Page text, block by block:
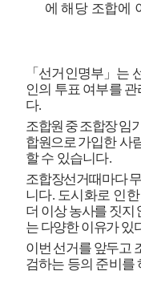
에 해당 조합에
「 선거인명부 」 는
인의 투표 여부를
다.
조합원 중 조합장 임
합원으로 가입한 사
할 수 있습니다.
조합장선거때마다
니다. 도시화로 인한
더 이상 농사를 짓지
는 다양한 이유가 있
이번 선거를 앞두고
검하는 등의 준비를